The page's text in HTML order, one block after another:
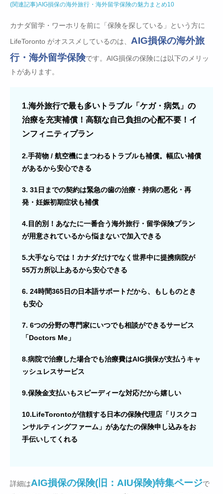
(関連記事)AIG損保の海外旅行・海外留学保険の魅力まとめ10
カナダ留学・ワーホリを前に「保険を探している」という方に
LifeToronto がオススメしているのは、 AIG損保の海外旅
行・海外留学保険です。AIG損保の保険には以下のメリッ
トがあります。
1.海外旅行で最も多いトラブル「ケガ・病気」の
治療を充実補償！高額な自己負担の心配不要！イ
ンフィニティプラン
2.手荷物 / 航空機にまつわるトラブルも補償。幅広い補償
があるから安心できる
3. 31日までの契約は緊急の歯の治療・持病の悪化・再
発・妊娠初期症状も補償
4.目的別！あなたに一番合う海外旅行・留学保険プラン
が用意されているから悩まないで加入できる
5.大手ならでは！カナダだけでなく世界中に提携病院が
55万カ所以上あるから安心できる
6. 24時間365日の日本語サポートだから、もしものとき
も安心
7. 6つの分野の専門家にいつでも相談ができるサービス
「Doctors Me」
8.病院で治療した場合でも治療費はAIG損保が支払うキャ
ッシュレスサービス
9.保険金支払いもスピーディーな対応だから嬉しい
10.LifeTorontoが信頼する日本の保険代理店「リスクコ
ンサルティングファーム」があなたの保険申し込みをお
手伝いしてくれる
詳細はAIG損保の保険(旧：AIU保険)特集ページで